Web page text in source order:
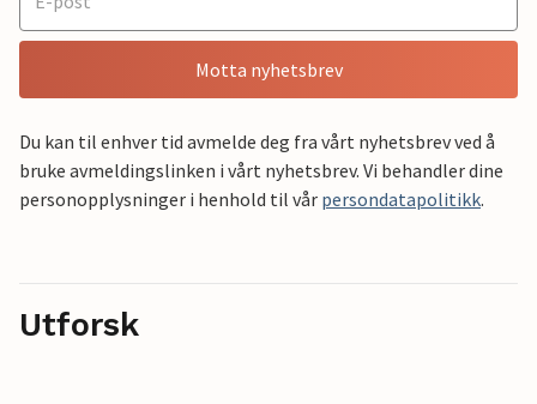
Motta nyhetsbrev
Du kan til enhver tid avmelde deg fra vårt nyhetsbrev ved å
bruke avmeldingslinken i vårt nyhetsbrev. Vi behandler dine
personopplysninger i henhold til vår persondatapolitikk.
Utforsk